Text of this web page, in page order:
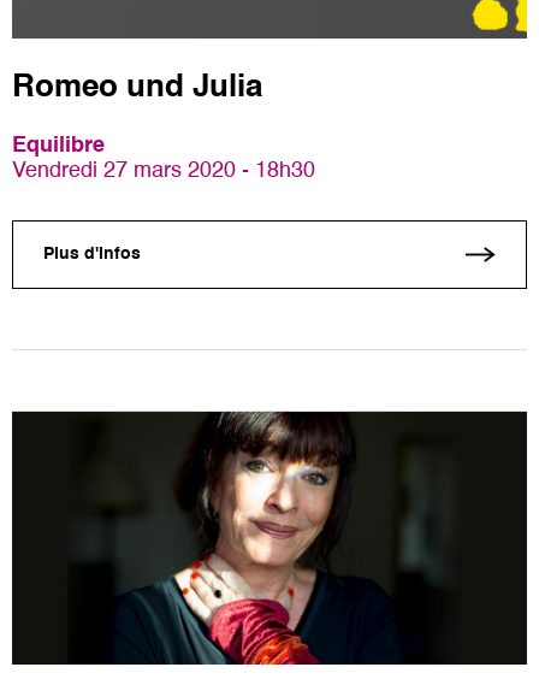
Romeo und Julia
Equilibre
Vendredi 27 mars 2020 - 18h30
Plus d'infos